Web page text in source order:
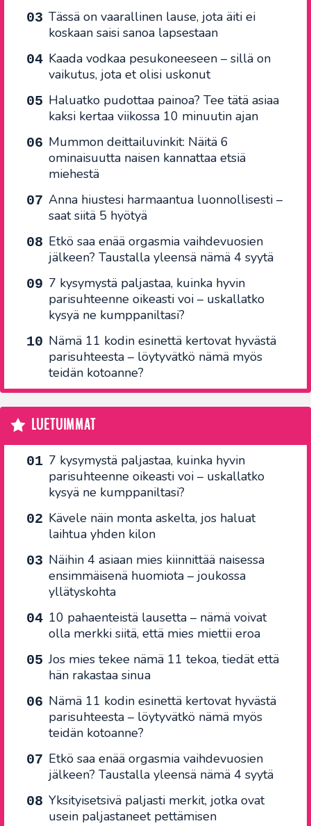
Tässä on vaarallinen lause, jota äiti ei
koskaan saisi sanoa lapsestaan
Kaada vodkaa pesukoneeseen – sillä on
vaikutus, jota et olisi uskonut
Haluatko pudottaa painoa? Tee tätä asiaa
kaksi kertaa viikossa 10 minuutin ajan
Mummon deittailuvinkit: Näitä 6
ominaisuutta naisen kannattaa etsiä
miehestä
Anna hiustesi harmaantua luonnollisesti –
saat siitä 5 hyötyä
Etkö saa enää orgasmia vaihdevuosien
jälkeen? Taustalla yleensä nämä 4 syytä
7 kysymystä paljastaa, kuinka hyvin
parisuhteenne oikeasti voi – uskallatko
kysyä ne kumppaniltasi?
Nämä 11 kodin esinettä kertovat hyvästä
parisuhteesta – löytyvätkö nämä myös
teidän kotoanne?
LUETUIMMAT
7 kysymystä paljastaa, kuinka hyvin
parisuhteenne oikeasti voi – uskallatko
kysyä ne kumppaniltasi?
Kävele näin monta askelta, jos haluat
laihtua yhden kilon
Näihin 4 asiaan mies kiinnittää naisessa
ensimmäisenä huomiota – joukossa
yllätyskohta
10 pahaenteistä lausetta – nämä voivat
olla merkki siitä, että mies miettii eroa
Jos mies tekee nämä 11 tekoa, tiedät että
hän rakastaa sinua
Nämä 11 kodin esinettä kertovat hyvästä
parisuhteesta – löytyvätkö nämä myös
teidän kotoanne?
Etkö saa enää orgasmia vaihdevuosien
jälkeen? Taustalla yleensä nämä 4 syytä
Yksityisetsivä paljasti merkit, jotka ovat
usein paljastaneet pettämisen